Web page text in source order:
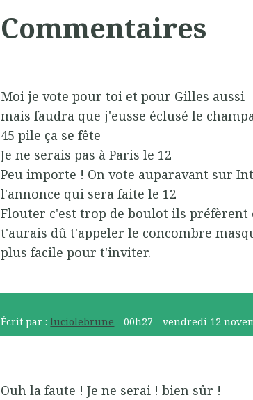
Commentaires
Moi je vote pour toi et pour Gilles aussi
mais faudra que j'eusse éclusé le
45 pile ça se fête
Je ne serais pas à Paris le 12
Peu importe ! On vote auparavant sur
l'annonce qui sera faite le 12
Flouter c'est trop de boulot ils
t'aurais dû t'appeler le concombre
plus facile pour t'inviter.
Écrit par :luciolebrune 00h27 -vendredi 12
Ouh la faute ! Je ne serai ! bien sûr !